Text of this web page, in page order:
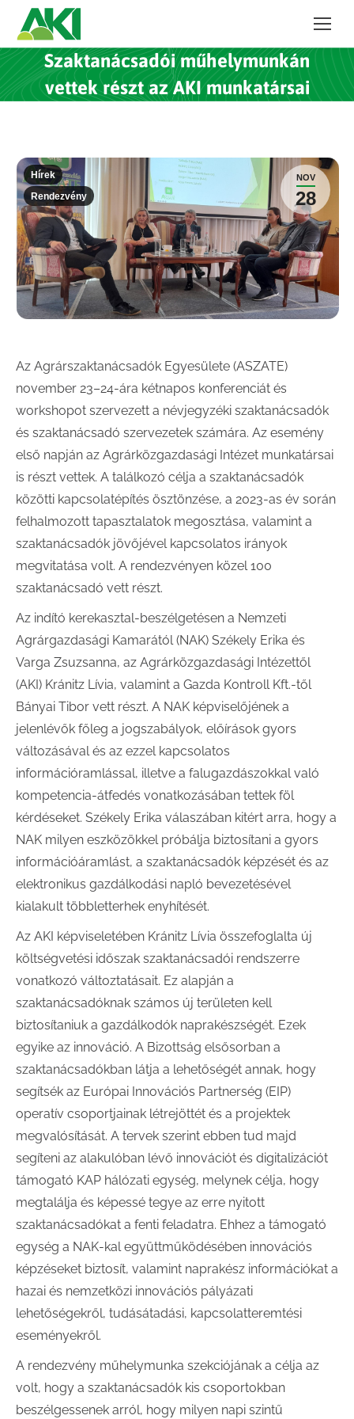
Szaktanácsadói műhelymunkán
vettek részt az AKI munkatársai
NOV
28
Hírek
Rendezvény
Az Agrárszaktanácsadók Egyesülete (ASZATE)
november 23–24-ára kétnapos konferenciát és
workshopot szervezett a névjegyzéki szaktanácsadók
és szaktanácsadó szervezetek számára. Az esemény
első napján az Agrárközgazdasági Intézet munkatársai
is részt vettek. A találkozó célja a szaktanácsadók
közötti kapcsolatépítés ösztönzése, a 2023-as év során
felhalmozott tapasztalatok megosztása, valamint a
szaktanácsadók jövőjével kapcsolatos irányok
megvitatása volt. A rendezvényen közel 100
szaktanácsadó vett részt.
Az indító kerekasztal-beszélgetésen a Nemzeti
Agrárgazdasági Kamarától (NAK) Székely Erika és
Varga Zsuzsanna, az Agrárközgazdasági Intézettől
(AKI) Kránitz Lívia, valamint a Gazda Kontroll Kft.-től
Bányai Tibor vett részt. A NAK képviselőjének a
jelenlévők főleg a jogszabályok, előírások gyors
változásával és az ezzel kapcsolatos
információramlással, illetve a falugazdászokkal való
kompetencia-átfedés vonatkozásában tettek föl
kérdéseket. Székely Erika válaszában kitért arra, hogy a
NAK milyen eszközökkel próbálja biztosítani a gyors
információáramlást, a szaktanácsadók képzését és az
elektronikus gazdálkodási napló bevezetésével
kialakult többletterhek enyhítését.
Az AKI képviseletében Kránitz Lívia összefoglalta új
költségvetési időszak szaktanácsadói rendszerre
vonatkozó változtatásait. Ez alapján a
szaktanácsadóknak számos új területen kell
biztosítaniuk a gazdálkodók naprakészségét. Ezek
egyike az innováció. A Bizottság elsősorban a
szaktanácsadókban látja a lehetőségét annak, hogy
segítsék az Európai Innovációs Partnerség (EIP)
operatív csoportjainak létrejöttét és a projektek
megvalósítását. A tervek szerint ebben tud majd
segíteni az alakulóban lévő innovációt és digitalizációt
támogató KAP hálózati egység, melynek célja, hogy
megtalálja és képessé tegye az erre nyitott
szaktanácsadókat a fenti feladatra. Ehhez a támogató
egység a NAK-kal együttműködésében innovációs
képzéseket biztosít, valamint naprakész információkat a
hazai és nemzetközi innovációs pályázati
lehetőségekről, tudásátadási, kapcsolatteremtési
eseményekről.
A rendezvény műhelymunka szekciójának a célja az
volt, hogy a szaktanácsadók kis csoportokban
beszélgessenek arról, hogy milyen napi szintű